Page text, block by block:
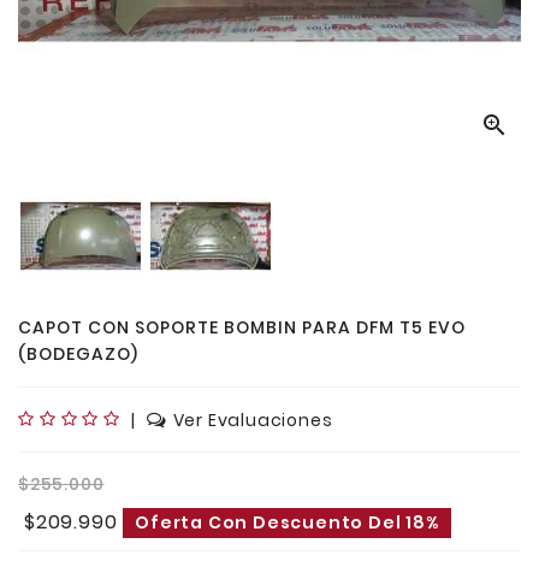

CAPOT CON SOPORTE BOMBIN PARA DFM T5 EVO
(BODEGAZO)
| Ver Evaluaciones
$255.000
$209.990 Oferta Con Descuento Del 18%